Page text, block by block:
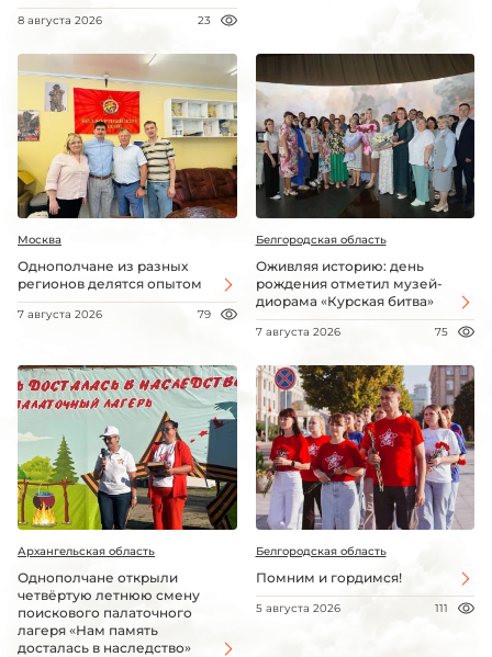
8 августа 2026 23
Москва
Однополчане из разных
регионов делятся опытом
7 августа 2026 79
Белгородская область
Оживляя историю: день
рождения отметил музей-
диорама «Курская битва»
7 августа 2026 75
Архангельская область
Однополчане открыли
четвёртую летнюю смену
поискового палаточного
лагеря «Нам память
досталась в наследство»
Белгородская область
Помним и гордимся!
5 августа 2026 111